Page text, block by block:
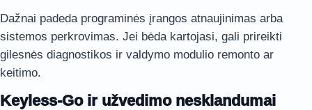
Dažnai padeda programinės įrangos atnaujinimas arba
sistemos perkrovimas. Jei bėda kartojasi, gali prireikti
gilesnės diagnostikos ir valdymo modulio remonto ar
keitimo.
Keyless-Go ir užvedimo nesklandumai